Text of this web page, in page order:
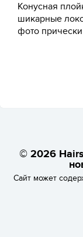
Конусная
шикарные
фото прически
© 2026
Сайт может